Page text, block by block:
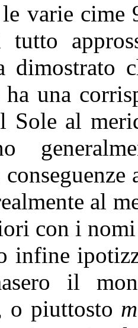
le varie
tutto
dimostrato
una
Sole al
al
con i nomi
infine
il
o piuttosto